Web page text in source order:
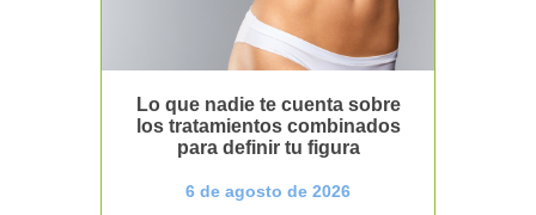
Lo que nadie te cuenta sobre
los tratamientos combinados
para definir tu figura
6 de agosto de 2026